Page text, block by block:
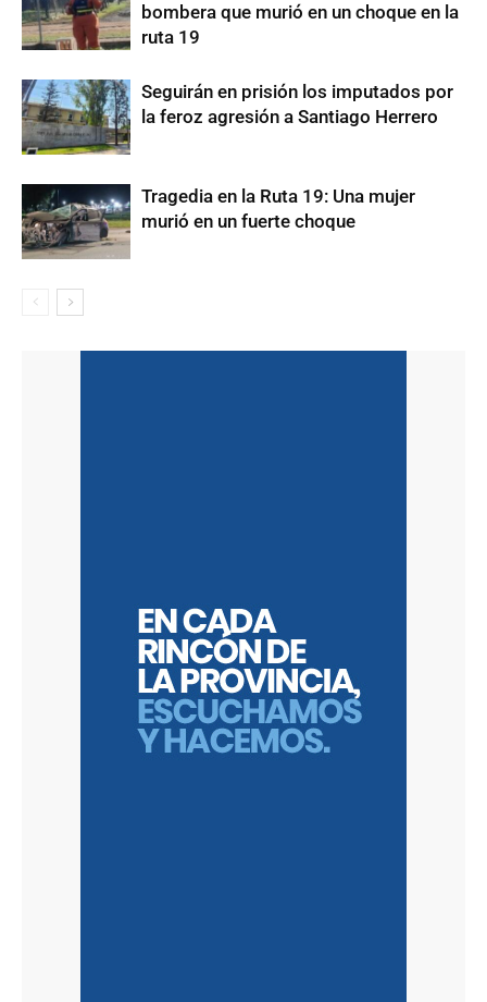
bombera que murió en un choque en la
ruta 19
Seguirán en prisión los imputados por
la feroz agresión a Santiago Herrero
Tragedia en la Ruta 19: Una mujer
murió en un fuerte choque